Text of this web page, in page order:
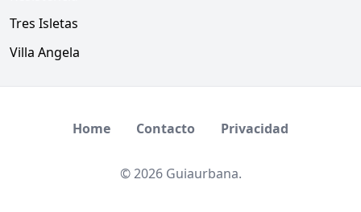
Tres Isletas
Villa Angela
Home Contacto Privacidad
© 2026 Guiaurbana.